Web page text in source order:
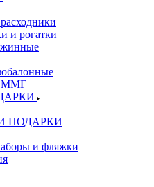
и рогатки
ММГ
ПОДАРКИ
и фляжки